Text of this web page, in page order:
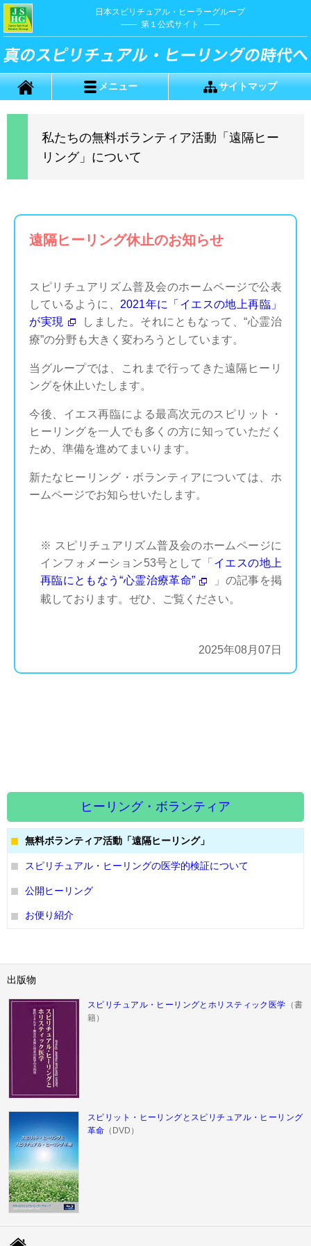
日本スピリチュアル・ヒーラーグループ
第１公式サイト
メニュー サイトマップ
私たちの無料ボランティア活動「遠隔ヒー
リング」について
遠隔ヒーリング休止のお知らせ
スピリチュアリズム普及会のホームページで公表
しているように、 2021年に「イエスの地上再臨」
が実現
しました。それにともなって、“心霊治
療”の分野も大きく変わろうとしています。
当グループでは、これまで行ってきた遠隔ヒーリ
ングを休止いたします。
今後、イエス再臨による最高次元のスピリット・
ヒーリングを一人でも多くの方に知っていただく
ため、準備を進めてまいります。
新たなヒーリング・ボランティアについては、ホ
ームページでお知らせいたします。
※ スピリチュアリズム普及会のホームページに
インフォメーション53号として「 イエスの地上
再臨にともなう“心霊治療革命”
」の記事を掲
載しております。ぜひ、ご覧ください。
2025年08月07日
ヒーリング・ボランティア
無料ボランティア活動「遠隔ヒーリング」
スピリチュアル・ヒーリングの医学的検証について
公開ヒーリング
お便り紹介
出版物
スピリチュアル・ヒーリングとホリスティック医学 （書
籍）
スピリット・ヒーリングとスピリチュアル・ヒーリング
革命 （DVD）